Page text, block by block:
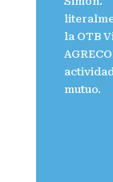
la OTB
mutuo.